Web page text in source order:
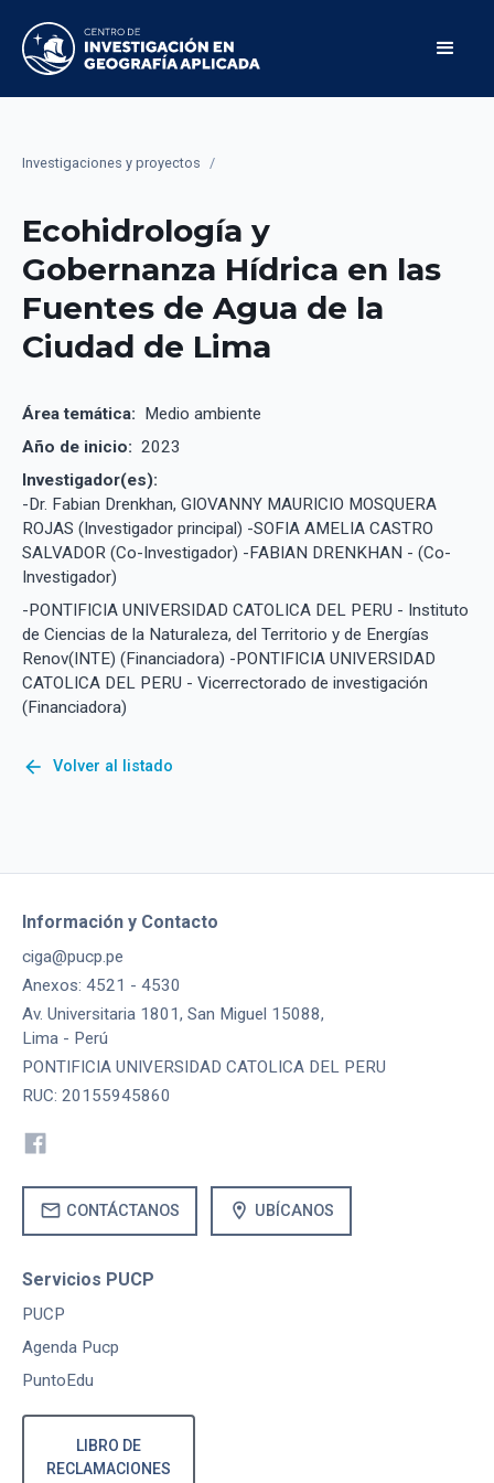
Investigaciones y proyectos /
Ecohidrología y
Gobernanza Hídrica en las
Fuentes de Agua de la
Ciudad de Lima
Área temática: Medio ambiente
Año de inicio: 2023
Investigador(es):
-Dr. Fabian Drenkhan, GIOVANNY MAURICIO MOSQUERA
ROJAS (Investigador principal) -SOFIA AMELIA CASTRO
SALVADOR (Co-Investigador) -FABIAN DRENKHAN - (Co-
Investigador)
-PONTIFICIA UNIVERSIDAD CATOLICA DEL PERU - Instituto
de Ciencias de la Naturaleza, del Territorio y de Energías
Renov(INTE) (Financiadora) -PONTIFICIA UNIVERSIDAD
CATOLICA DEL PERU - Vicerrectorado de investigación
(Financiadora)
arrow_back Volver al listado
Información y Contacto
ciga@pucp.pe
Anexos: 4521 - 4530
Av. Universitaria 1801, San Miguel 15088,
Lima - Perú
PONTIFICIA UNIVERSIDAD CATOLICA DEL PERU
RUC: 20155945860
mail CONTÁCTANOS location_on UBÍCANOS
Servicios PUCP
PUCP
Agenda Pucp
PuntoEdu
LIBRO DE
RECLAMACIONES